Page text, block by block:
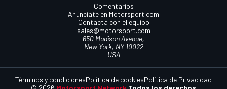
Comentarios
Anúnciate en Motorsport.com
Contacta con el equipo
sales@motorsport.com
650 Madison Avenue,
New York, NY 10022
USA
Términos y condicionesPolítica de cookiesPolítica de Privacidad